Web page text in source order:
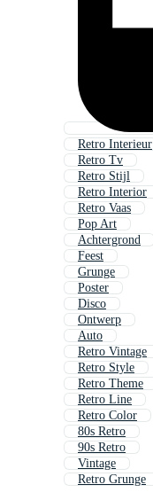
Retro Interieur
Retro Tv
Retro Stijl
Retro Interior
Retro Vaas
Pop Art
Achtergrond
Feest
Grunge
Poster
Disco
Ontwerp
Auto
Retro Vintage
Retro Style
Retro Theme
Retro Line
Retro Color
80s Retro
90s Retro
Vintage
Retro Grunge